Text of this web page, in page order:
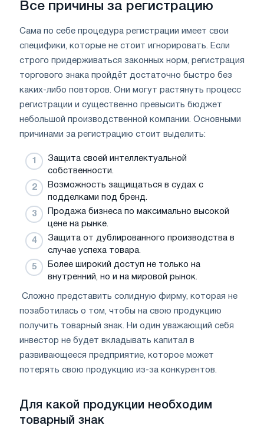
Все причины за регистрацию
Сама по себе процедура регистрации имеет свои
специфики, которые не стоит игнорировать. Если
строго придерживаться законных норм, регистрация
торгового знака пройдёт достаточно быстро без
каких-либо повторов. Они могут растянуть процесс
регистрации и существенно превысить бюджет
небольшой производственной компании. Основными
причинами за регистрацию стоит выделить:
Защита своей интеллектуальной
собственности.
Возможность защищаться в судах с
подделками под бренд.
Продажа бизнеса по максимально высокой
цене на рынке.
Защита от дублированного производства в
случае успеха товара.
Более широкий доступ не только на
внутренний, но и на мировой рынок.
Сложно представить солидную фирму, которая не
позаботилась о том, чтобы на свою продукцию
получить товарный знак. Ни один уважающий себя
инвестор не будет вкладывать капитал в
развивающееся предприятие, которое может
потерять свою продукцию из-за конкурентов.
Для какой продукции необходим
товарный знак